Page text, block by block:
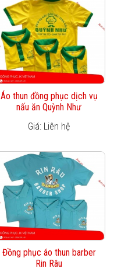
Áo thun đồng phục dịch vụ
nấu ăn Quỳnh Như
Giá: Liên hệ
Đồng phục áo thun barber
Rin Râu